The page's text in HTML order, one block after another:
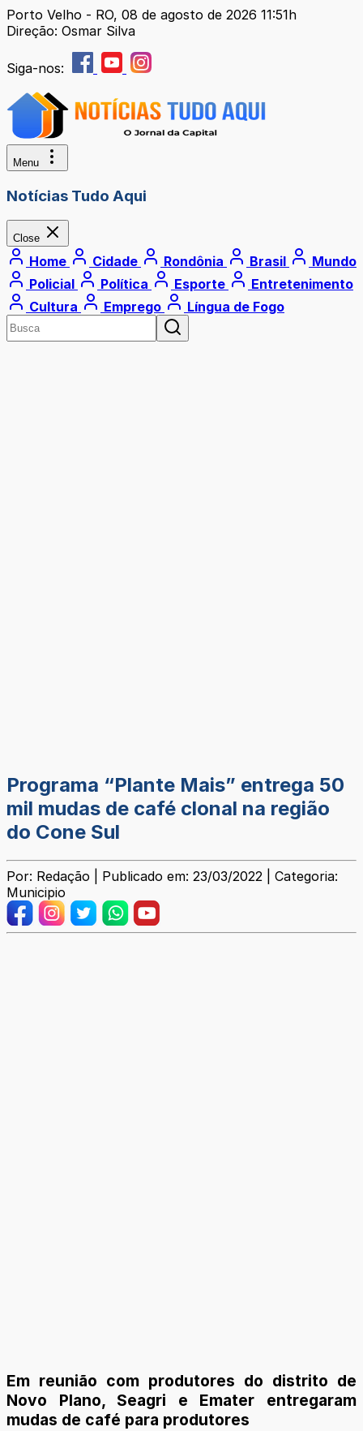
Porto Velho - RO, 08 de agosto de 2026 11:51h
Direção: Osmar Silva
Siga-nos:
Menu
Notícias Tudo Aqui
Close
Home Cidade Rondônia Brasil
Mundo
Policial
Política Esporte
Entretenimento
Cultura
Emprego Língua de Fogo
Programa “Plante Mais” entrega 50
mil mudas de café clonal na região
do Cone Sul
Por: Redação | Publicado em: 23/03/2022 | Categoria:
Municipio
Em reunião com produtores do distrito de
Novo Plano, Seagri e Emater entregaram
mudas de café para produtores